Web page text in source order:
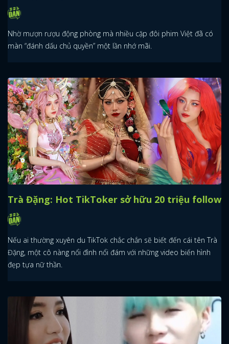
Nhờ mượn rượu động phòng mà nhiều cặp đôi phim Việt đã có
màn “đánh dấu chủ quyền” một lần nhớ mãi.
Trà Đặng: Hot TikToker sở hữu 20 triệu follow
Nếu ai thường xuyên du TikTok chắc chắn sẽ biết đến cái tên Trà
Đặng, một cô nàng nổi đình nổi đám với những video biến hình
đẹp tựa nữ thần.